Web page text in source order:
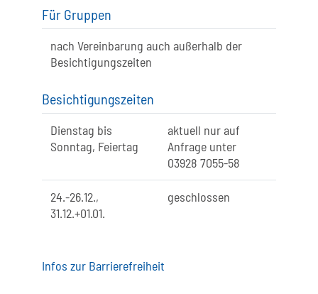
Für Gruppen
nach Vereinbarung auch außerhalb der
Besichtigungszeiten
Besichtigungszeiten
Dienstag bis
Sonntag, Feiertag
aktuell nur auf
Anfrage unter
03928 7055-58
24.-26.12.,
31.12.+01.01.
geschlossen
Infos zur Barrierefreiheit